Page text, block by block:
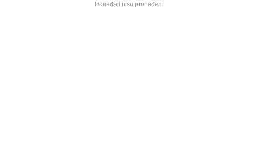
Događaji nisu pronađeni